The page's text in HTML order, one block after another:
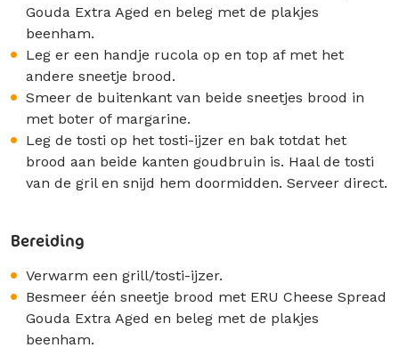
Gouda Extra Aged en beleg met de plakjes
beenham.
Leg er een handje rucola op en top af met het
andere sneetje brood.
Smeer de buitenkant van beide sneetjes brood in
met boter of margarine.
Leg de tosti op het tosti-ijzer en bak totdat het
brood aan beide kanten goudbruin is. Haal de tosti
van de gril en snijd hem doormidden. Serveer direct.
Bereiding
Verwarm een grill/tosti-ijzer.
Besmeer één sneetje brood met ERU Cheese Spread
Gouda Extra Aged en beleg met de plakjes
beenham.